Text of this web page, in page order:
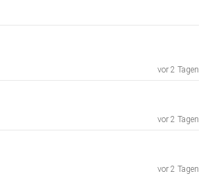
vor 2 Tagen
vor 2 Tagen
vor 2 Tagen